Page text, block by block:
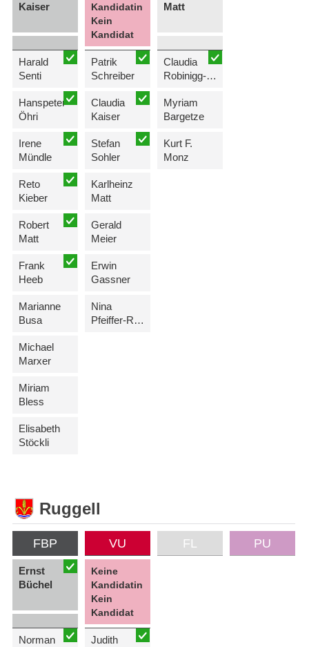
Kaiser
Harald
Senti
Hanspeter
Öhri
Irene
Mündle
Reto
Kieber
Robert
Matt
Frank
Heeb
Marianne
Busa
Michael
Marxer
Miriam
Bless
Elisabeth
Stöckli
Kandidatin
Kein
Kandidat
Patrik
Schreiber
Claudia
Kaiser
Stefan
Sohler
Karlheinz
Matt
Gerald
Meier
Erwin
Gassner
Nina
Pfeiffer-Ritter
Matt
Claudia
Robinigg-Büchel
Myriam
Bargetze
Kurt F.
Monz
Ruggell
FBP
Ernst
Büchel
Norman
VU
Keine
Kandidatin
Kein
Kandidat
Judith
FL PU